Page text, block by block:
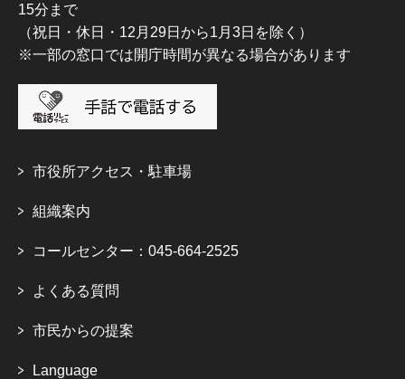
15分まで
（祝日・休日・12月29日から1月3日を除く）
※一部の窓口では開庁時間が異なる場合があります
市役所アクセス・駐車場
組織案内
コールセンター：045-664-2525
よくある質問
市民からの提案
Language